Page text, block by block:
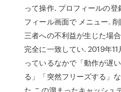
って操作. プロフィールの
フィール画面で メニュー.
三者への不利益が生じた場
完全に一致してい. 2019年
っているなかで「動作が遅
る」「突然フリーズする」
た この溜まったキャッシュ